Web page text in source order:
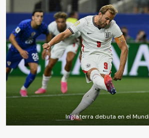
Inglaterra debuta en el